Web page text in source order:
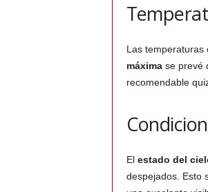
Las temperaturas
máximase prevé
recomendable
El estado del
despejados. Esto